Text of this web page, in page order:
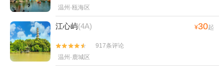
温州·瓯海区
江心屿(4A) ¥30起


917条评论
温州·鹿城区